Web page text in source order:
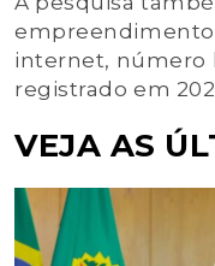
internet, número
registrado em
VEJA AS